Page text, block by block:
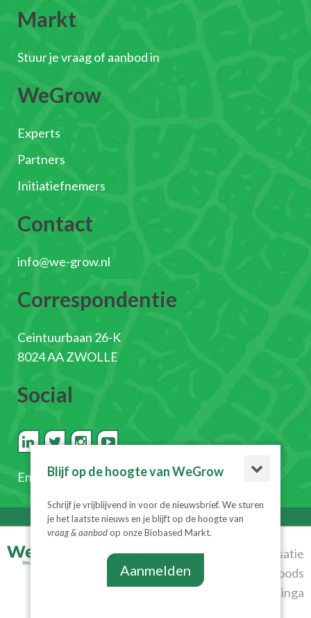
Markt
Stuur je vraag of aanbod in
WeGrow
Experts
Partners
Initiatiefnemers
Contact
info@we-grow.nl
Correspondentie
Ceintuurbaan 26-K
8024 AA ZWOLLE
Social
En schrijf je in voor de nieuwsbrief
© 2026
WeGrow|Algemene
Realisatie
Diesignloods
& Linga
Blijf op de hoogte van WeGrow
Schrijf je vrijblijvend in voor de nieuwsbrief. We sturen
je het laatste nieuws en je blijft op de hoogte van
vraag & aanbodop onze Biobased Markt.
Aanmelden